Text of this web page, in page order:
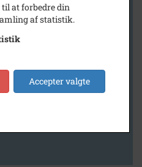
at forbedre din
af statistik.
Accepter valgte